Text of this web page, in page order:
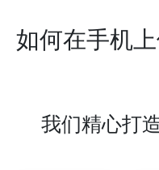
如何在手机
我们精心打